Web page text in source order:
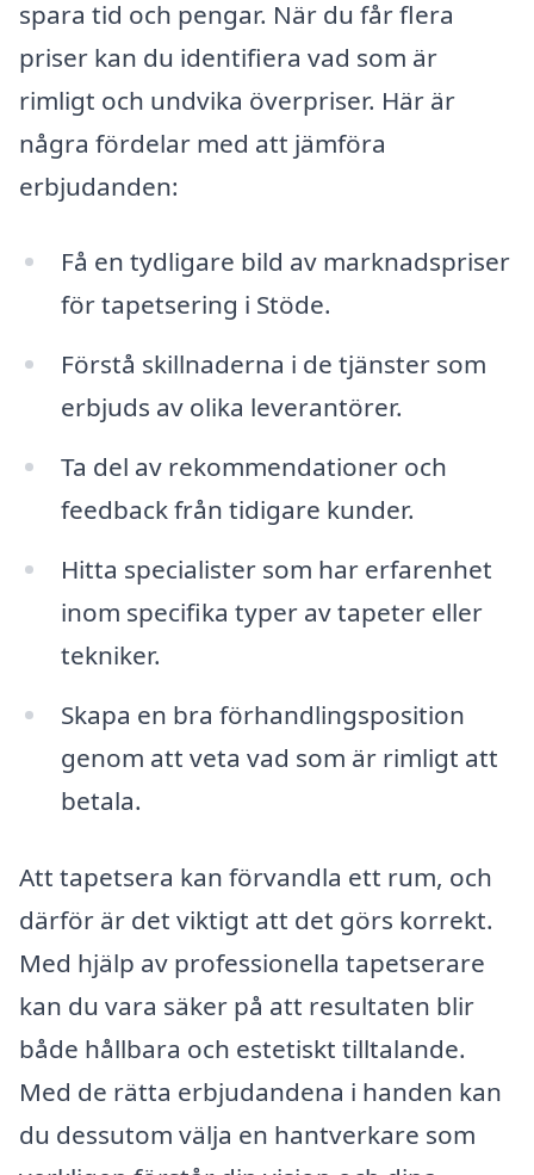
spara tid och pengar. När du får flera
priser kan du identifiera vad som är
rimligt och undvika överpriser. Här är
några fördelar med att jämföra
erbjudanden:
Få en tydligare bild av marknadspriser
för tapetsering i Stöde.
Förstå skillnaderna i de tjänster som
erbjuds av olika leverantörer.
Ta del av rekommendationer och
feedback från tidigare kunder.
Hitta specialister som har erfarenhet
inom specifika typer av tapeter eller
tekniker.
Skapa en bra förhandlingsposition
genom att veta vad som är rimligt att
betala.
Att tapetsera kan förvandla ett rum, och
därför är det viktigt att det görs korrekt.
Med hjälp av professionella tapetserare
kan du vara säker på att resultaten blir
både hållbara och estetiskt tilltalande.
Med de rätta erbjudandena i handen kan
du dessutom välja en hantverkare som